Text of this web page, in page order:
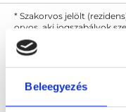
Beleegyezés
* Szakorvos jelölt
orvos, aki jogszabályok
megszerzésére irányuló
önállóan nem végezhető
szakorvosjelölt önállóan
felelősségét kizárja
és szakorvosjelölt esetén.